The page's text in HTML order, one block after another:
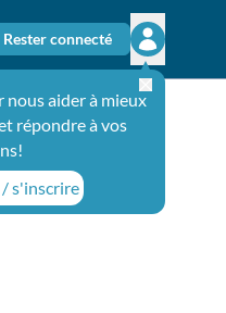
langue
recherche
Rester connecté
Ouvrir le
aider à mieux
répondre à vos
/ s'inscrire